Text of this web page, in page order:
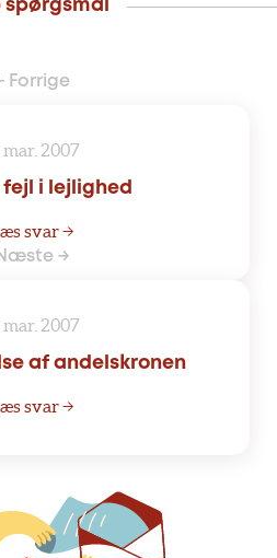
spørgsmål
Forrige
mar. 2007
i lejlighed
svar →
→
mar. 2007
af andelskronen
svar →